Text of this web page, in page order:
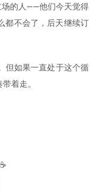
场的人——他们今天觉得
不会了，后天继续订
但如果一直处于这个循
着走。